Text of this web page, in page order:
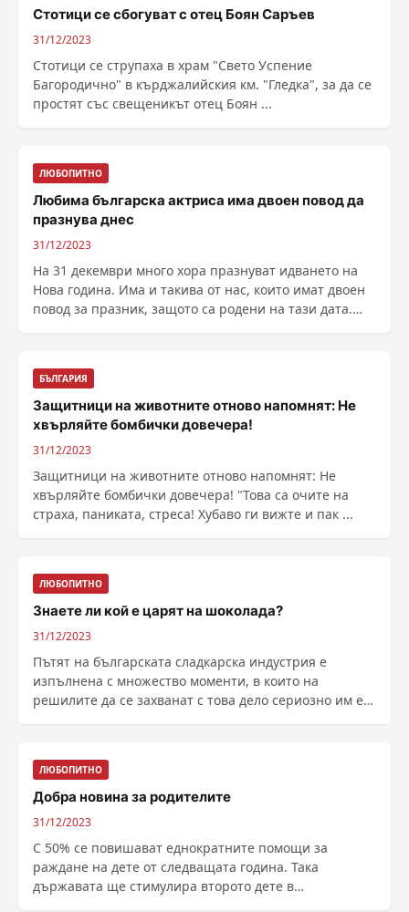
Стотици се сбогуват с отец Боян Саръев
31/12/2023
Стотици се струпаха в храм "Свето Успение
Багородично" в кърджалийския км. "Гледка", за да се
простят със свещеникът отец Боян ...
ЛЮБОПИТНО
Любима българска актриса има двоен повод да
празнува днес
31/12/2023
На 31 декември много хора празнуват идването на
Нова година. Има и такива от нас, които имат двоен
повод за празник, защото са родени на тази дата.
БЪЛГАРИЯ
Защитници на животните отново напомнят: Не
хвърляйте бомбички довечера!
31/12/2023
Защитници на животните отново напомнят: Не
хвърляйте бомбички довечера! "Това са очите на
страха, паниката, стреса! Хубаво ги вижте и пак ...
ЛЮБОПИТНО
Знаете ли кой е царят на шоколада?
31/12/2023
Пътят на българската сладкарска индустрия е
изпълнена с множество моменти, в които на
решилите да се захванат с това дело сериозно им е
ЛЮБОПИТНО
Добра новина за родителите
31/12/2023
С 50% се повишават еднократните помощи за
раждане на дете от следващата година. Така
държавата ще стимулира второто дете в